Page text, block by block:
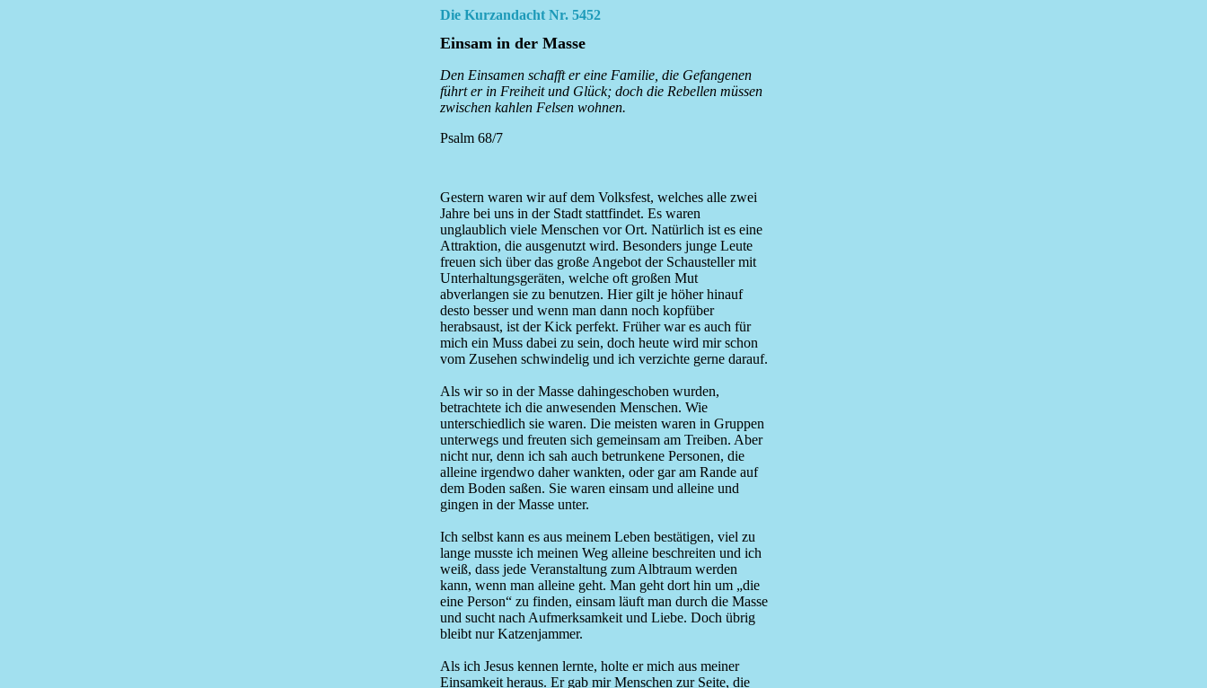
Die Kurzandacht Nr. 5452
Einsam in der Masse
Den Einsamen schafft er eine Familie, die Gefangenen
führt er in Freiheit und Glück; doch die Rebellen müssen
zwischen kahlen Felsen wohnen.
Psalm 68/7
Gestern waren wir auf dem Volksfest, welches alle zwei
Jahre bei uns in der Stadt stattfindet. Es waren
unglaublich viele Menschen vor Ort. Natürlich ist es eine
Attraktion, die ausgenutzt wird. Besonders junge Leute
freuen sich über das große Angebot der Schausteller mit
Unterhaltungsgeräten, welche oft großen Mut
abverlangen sie zu benutzen. Hier gilt je höher hinauf
desto besser und wenn man dann noch kopfüber
herabsaust, ist der Kick perfekt. Früher war es auch für
mich ein Muss dabei zu sein, doch heute wird mir schon
vom Zusehen schwindelig und ich verzichte gerne darauf.
Als wir so in der Masse dahingeschoben wurden,
betrachtete ich die anwesenden Menschen. Wie
unterschiedlich sie waren. Die meisten waren in Gruppen
unterwegs und freuten sich gemeinsam am Treiben. Aber
nicht nur, denn ich sah auch betrunkene Personen, die
alleine irgendwo daher wankten, oder gar am Rande auf
dem Boden saßen. Sie waren einsam und alleine und
gingen in der Masse unter.
Ich selbst kann es aus meinem Leben bestätigen, viel zu
lange musste ich meinen Weg alleine beschreiten und ich
weiß, dass jede Veranstaltung zum Albtraum werden
kann, wenn man alleine geht. Man geht dort hin um „die
eine Person“ zu finden, einsam läuft man durch die Masse
und sucht nach Aufmerksamkeit und Liebe. Doch übrig
bleibt nur Katzenjammer.
Als ich Jesus kennen lernte, holte er mich aus meiner
Einsamkeit heraus. Er gab mir Menschen zur Seite, die